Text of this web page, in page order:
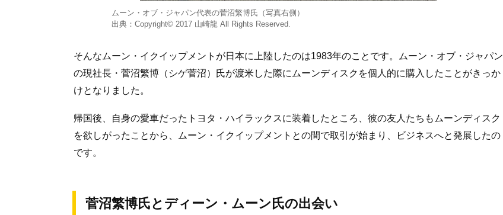
ムーン・オブ・ジャパン代表の菅沼繁博氏（写真右側）
出典：Copyright©️ 2017 山崎龍 All Rights Reserved.
そんなムーン・イクイップメントが日本に上陸したのは1983年のことです。ムーン・オブ・ジャパン
の現社長・菅沼繁博（シゲ菅沼）氏が渡米した際にムーンディスクを個人的に購入したことがきっか
けとなりました。
帰国後、自身の愛車だったトヨタ・ハイラックスに装着したところ、彼の友人たちもムーンディスク
を欲しがったことから、ムーン・イクイップメントとの間で取引が始まり、ビジネスへと発展したの
です。
菅沼繁博氏とディーン・ムーン氏の出会い